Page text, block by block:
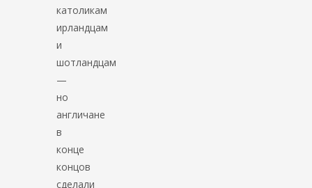
католикам
ирландцам
и
шотландцам
—
но
англичане
в
конце
концов
сделали